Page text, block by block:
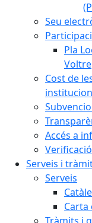
Seu
Pla
Cost de
Accés a
Serveis i
Serveis
Carta